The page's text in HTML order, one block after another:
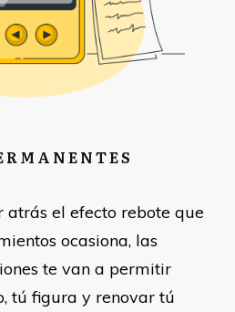
atrás el efecto rebote que
ocasiona, las
te van a permitir
tú figura y renovar tú